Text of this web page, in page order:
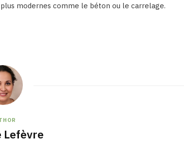
modernes comme le béton ou le carrelage.
Lefèvre